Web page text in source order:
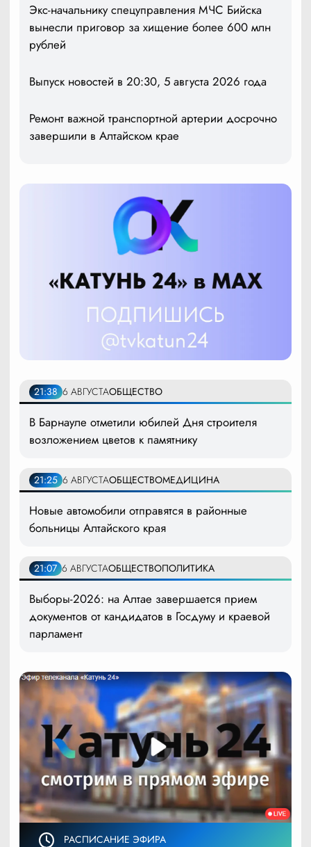
Экс-начальнику спецуправления МЧС Бийска
вынесли приговор за хищение более 600 млн
рублей
Выпуск новостей в 20:30, 5 августа 2026 года
Ремонт важной транспортной артерии досрочно
завершили в Алтайском крае
21:38 6 АВГУСТАОБЩЕСТВО
В Барнауле отметили юбилей Дня строителя
возложением цветов к памятнику
21:25 6 АВГУСТАОБЩЕСТВОМЕДИЦИНА
Новые автомобили отправятся в районные
больницы Алтайского края
21:07 6 АВГУСТАОБЩЕСТВОПОЛИТИКА
Выборы-2026: на Алтае завершается прием
документов от кандидатов в Госдуму и краевой
парламент
РАСПИСАНИЕ ЭФИРА